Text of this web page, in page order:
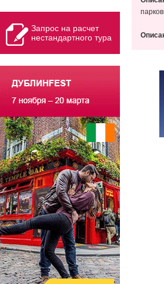
Запрос на расчет
нестандартного тура